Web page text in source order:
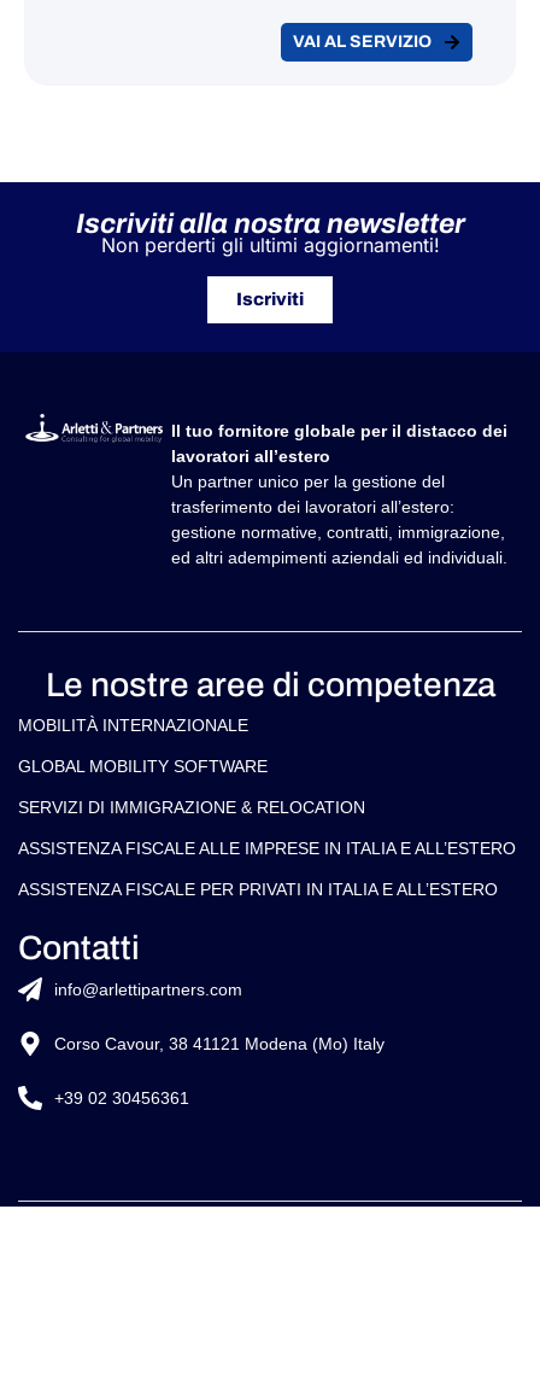
VAI AL SERVIZIO
Iscriviti alla nostra newsletter
Non perderti gli ultimi aggiornamenti!
Iscriviti
Il tuo fornitore globale per il distacco dei
lavoratori all’estero
Un partner unico per la gestione del
trasferimento dei lavoratori all’estero:
gestione normative, contratti, immigrazione,
ed altri adempimenti aziendali ed individuali.
Le nostre aree di competenza
MOBILITÀ INTERNAZIONALE
GLOBAL MOBILITY SOFTWARE​
SERVIZI DI IMMIGRAZIONE & RELOCATION
ASSISTENZA FISCALE ALLE IMPRESE IN ITALIA E ALL’ESTERO
ASSISTENZA FISCALE PER PRIVATI IN ITALIA E ALL’ESTERO
Contatti
info@arlettipartners.com
Corso Cavour, 38 41121 Modena (Mo) Italy
+39 02 30456361